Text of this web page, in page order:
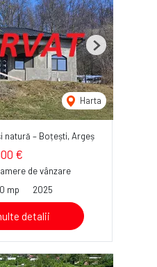
Harta
Next
natură – Boțești, Argeș
€
de vânzare
mp 2025
detalii